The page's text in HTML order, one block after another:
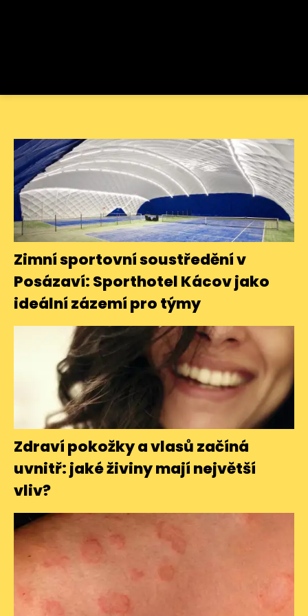
Zimní sportovní soustředění v
Posázaví: Sporthotel Kácov jako
ideální zázemí pro týmy
Zdraví pokožky a vlasů začíná
uvnitř: jaké živiny mají největší
vliv?